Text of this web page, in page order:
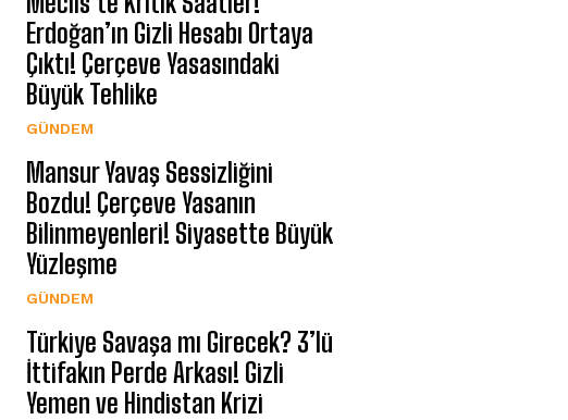
Erdoğan’ın Gizli Hesabı Ortaya
Çıktı! Çerçeve Yasasındaki
Büyük Tehlike
GÜNDEM
Mansur Yavaş Sessizliğini
Bozdu! Çerçeve Yasanın
Bilinmeyenleri! Siyasette Büyük
Yüzleşme
GÜNDEM
Türkiye Savaşa mı Girecek? 3’lü
İttifakın Perde Arkası! Gizli
Yemen ve Hindistan Krizi